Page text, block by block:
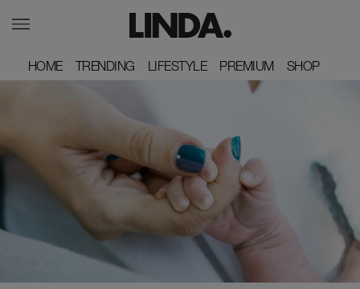
HOME
HOME TRENDING
TRENDING LIFESTYLE
LIFESTYLE PREMIUM
PREMIUM SHOP
SHOP